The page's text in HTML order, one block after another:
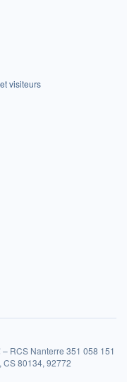
visiteurs
RCS Nanterre 351 058 151
CS 80134, 92772